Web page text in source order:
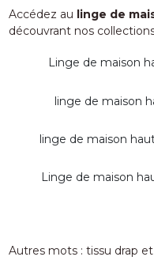
Accédez au linge de
découvrant nos
Linge de maison
linge de maison
linge de maison
Linge de maison
Autres mots : tissu drap